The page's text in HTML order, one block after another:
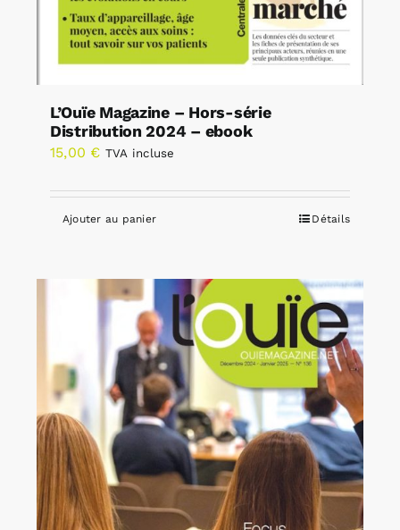
L’Ouïe Magazine – Hors-série
Distribution 2024 – ebook
15,00 € TVA incluse
Ajouter au panier Détails